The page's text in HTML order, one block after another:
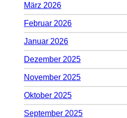
März 2026
Februar 2026
Januar 2026
Dezember 2025
November 2025
Oktober 2025
September 2025